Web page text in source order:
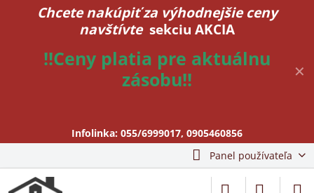
✕
Chcete nakúpiť za výhodnejšie ceny
navštívte sekciu AKCIA
!!Ceny platia pre aktuálnu
zásobu!!
Infolinka: 055/6999017, 0905460856
Panel používateľa